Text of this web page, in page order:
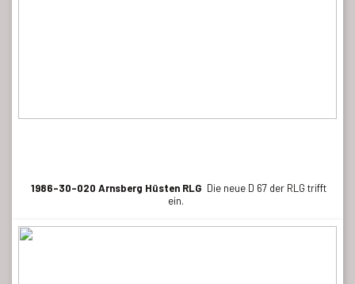
1986-30-020 Arnsberg Hüsten RLG Die neue D 67 der RLG trifft
ein.